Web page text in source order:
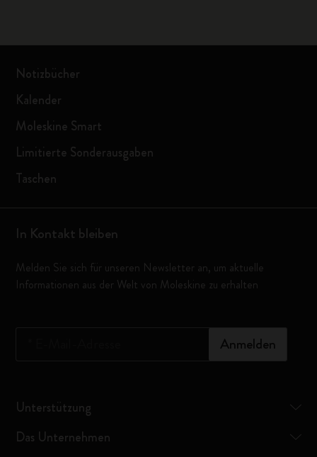
Notizbücher
Kalender
Moleskine Smart
Limitierte Sonderausgaben
Taschen
In Kontakt bleiben
Melden Sie sich für unseren Newsletter an, um aktuelle
Informationen aus der Welt von Moleskine zu erhalten
Anmelden
Unterstützung
Das Unternehmen